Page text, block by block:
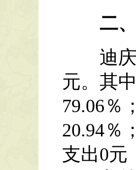
二
迪庆州
元。其
79.06％
20.94％
支出0元